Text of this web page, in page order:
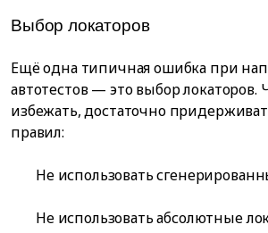
Выбор локаторов
Ещё одна типичная ошибка при
автотестов — это выбор локаторов.
избежать, достаточно
правил:
Не использовать
Не использовать абсолютные